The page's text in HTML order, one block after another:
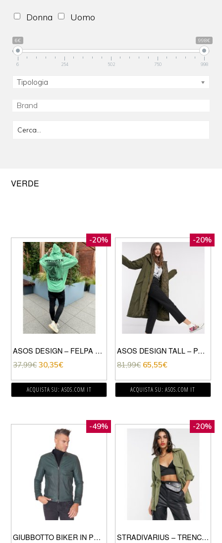
Donna Uomo
6€ 998€
6 254 502 750 998
Tipologia
VERDE
-20%
ASOS DESIGN – FELPA CON CAPPUCCIO OVERSIZE IN PILE INVERSO E STAMPA GRANDE SUL RETRO-VERDE
37,99€ 30,35€
ACQUISTA SU: ASOS.COM IT
-20%
ASOS DESIGN TALL – PARKA TRAPUNTATO A DOPPIO STRATO KAKI-VERDE
81,99€ 65,55€
ACQUISTA SU: ASOS.COM IT
-49%
GIUBBOTTO BIKER IN PELLE NATURALE VERDE COLLO COREANA
-20%
STRADIVARIUS – TRENCH CORTO KAKI-VERDE